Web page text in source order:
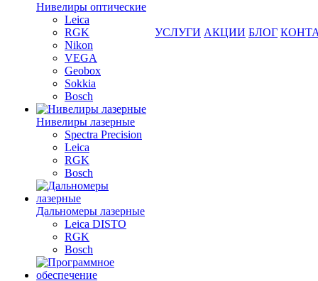
Нивелиры оптические
Leica
RGK
Nikon
VEGA
Geobox
Sokkia
Bosch
Нивелиры лазерные
Spectra Precision
Leica
RGK
Bosch
Дальномеры лазерные
Leica DISTO
RGK
Bosch
УСЛУГИ АКЦИИ БЛОГ